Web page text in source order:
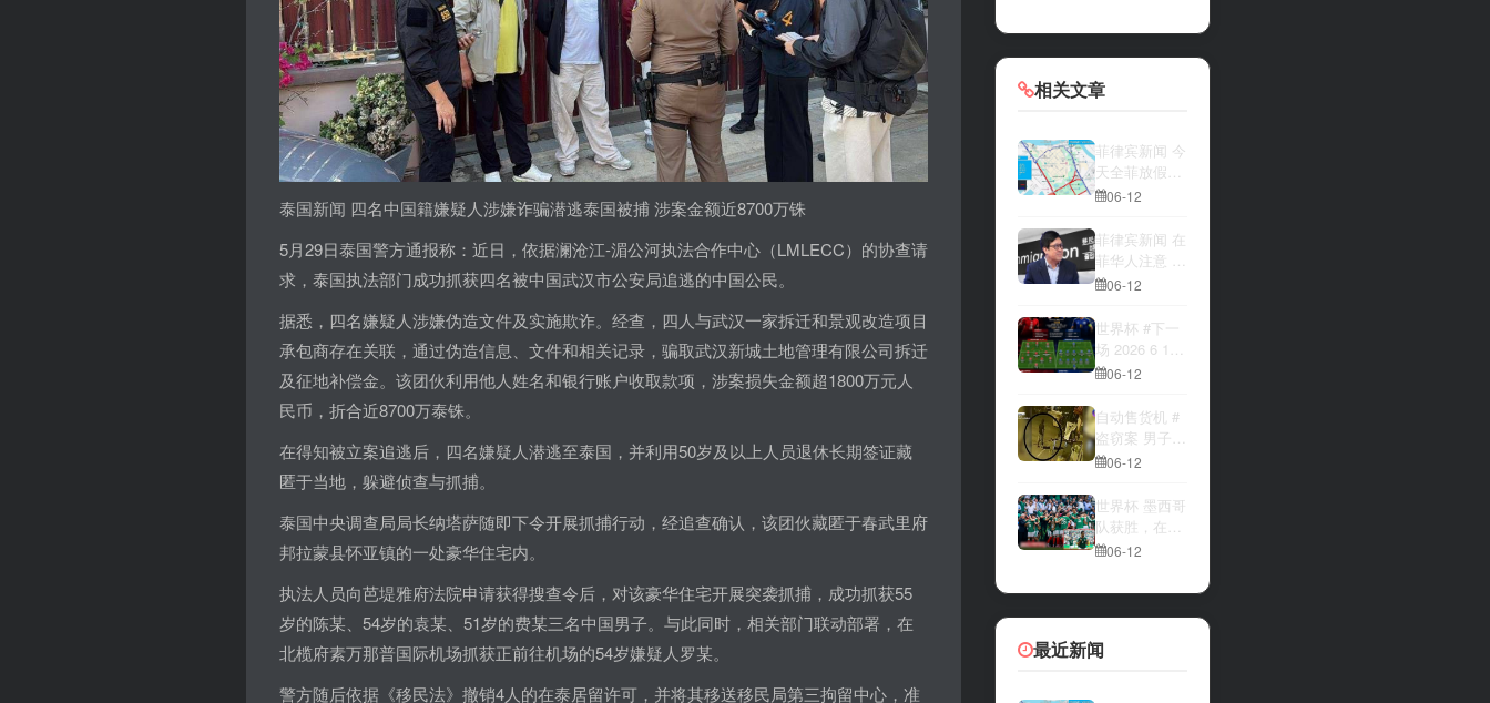
泰国新闻 四名中国籍嫌疑人涉嫌诈骗潜逃泰国被捕 涉案金额近8700万铢
5月29日泰国警方通报称：近日，依据澜沧江-湄公河执法合作中心（LMLECC）的协查请
求，泰国执法部门成功抓获四名被中国武汉市公安局追逃的中国公民。
据悉，四名嫌疑人涉嫌伪造文件及实施欺诈。经查，四人与武汉一家拆迁和景观改造项目
承包商存在关联，通过伪造信息、文件和相关记录，骗取武汉新城土地管理有限公司拆迁
及征地补偿金。该团伙利用他人姓名和银行账户收取款项，涉案损失金额超1800万元人
民币，折合近8700万泰铢。
在得知被立案追逃后，四名嫌疑人潜逃至泰国，并利用50岁及以上人员退休长期签证藏
匿于当地，躲避侦查与抓捕。
泰国中央调查局局长纳塔萨随即下令开展抓捕行动，经追查确认，该团伙藏匿于春武里府
邦拉蒙县怀亚镇的一处豪华住宅内。
执法人员向芭堤雅府法院申请获得搜查令后，对该豪华住宅开展突袭抓捕，成功抓获55
岁的陈某、54岁的袁某、51岁的费某三名中国男子。与此同时，相关部门联动部署，在
北榄府素万那普国际机场抓获正前往机场的54岁嫌疑人罗某。
警方随后依据《移民法》撤销4人的在泰居留许可，并将其移送移民局第三拘留中心，准
相关文章
菲律宾新闻 今
天全菲放假‼️
马尼拉多地封
06-12
菲律宾新闻 在
菲华人注意 近
期出现假冒移
上门敲诈案
件，已有多人
举报中招
06-12
世界杯 #下一
场 2026 6 12
15:00整 加拿
量 究竟胜利的
天平会倾向哪
一方，是加拿
大借助主场优
势笑到最后，
还是波黑上演
逆袭好戏？让
我们拭目以
06-12
自动售货机 #
盗窃案 男子深
夜撬开自动售
索硬币被一扫
而空
06-12
世界杯 墨西哥
队获胜，在首
场比赛中击败
06-12
最近新闻